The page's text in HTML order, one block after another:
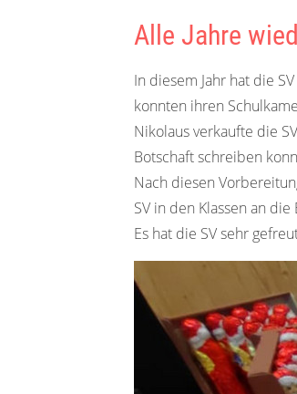
Alle Jahre
In diesem Jahr hat die
konnten ihren
Nikolaus verkaufte die
Botschaft schreiben
Nach diesen
SV in den Klassen an
Es hat die SV sehr